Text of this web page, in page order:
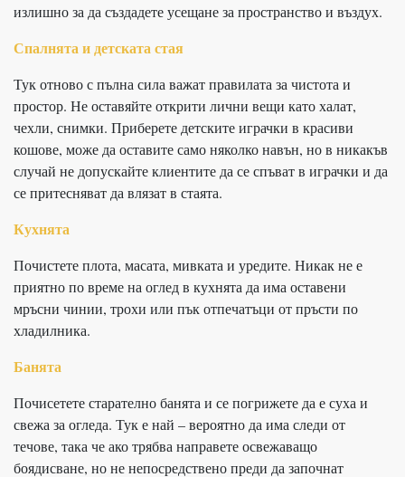
излишно за да създадете усещане за пространство и въздух.
Спалнята и детската стая
Тук отново с пълна сила важат правилата за чистота и
простор. Не оставяйте открити лични вещи като халат,
чехли, снимки. Приберете детските играчки в красиви
кошове, може да оставите само няколко навън, но в никакъв
случай не допускайте клиентите да се спъват в играчки и да
се притесняват да влязат в стаята.
Кухнята
Почистете плота, масата, мивката и уредите. Никак не е
приятно по време на оглед в кухнята да има оставени
мръсни чинии, трохи или пък отпечатъци от пръсти по
хладилника.
Банята
Почисетете старателно банята и се погрижете да е суха и
свежа за огледа. Тук е най – вероятно да има следи от
течове, така че ако трябва направете освежаващо
боядисване, но не непосредствено преди да започнат